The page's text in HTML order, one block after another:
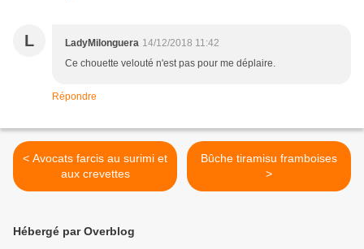
L LadyMilonguera 14/12/2018 11:42
Ce chouette velouté n'est pas pour me déplaire.
Répondre
< Avocats farcis au surimi et
aux crevettes
Bûche tiramisu framboises
>
Hébergé par Overblog